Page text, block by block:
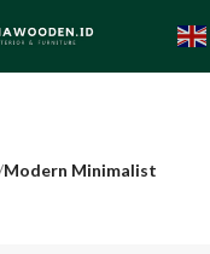
Modern Minimalist